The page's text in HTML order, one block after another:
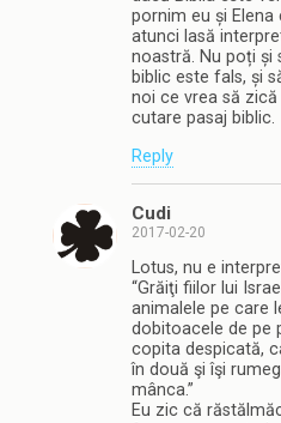
pornim eu și
atunci lasă
noastră. Nu poți și
biblic este fals, și
noi ce vrea să
cutare pasaj biblic.
Reply
Cudi
2017-02-20
Lotus, nu e
“Grăiţi fiilor lui
animalele pe care
dobitoacele de pe
copita despicată,
în două şi îşi
mânca.”
Eu zic că